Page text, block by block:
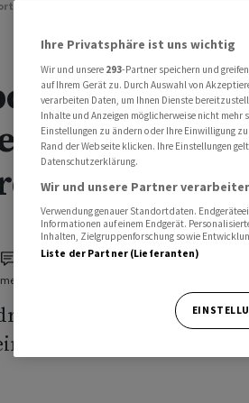
auf Zehnjahrestief - Rekord-Reserven
auf
- Rekord-
angezapft
sinkender
strategischen
Ihre Privatsphäre ist uns wichtig
Wir und unsere 293-Partner speichern und
auf Ihrem Gerät zu. Durch Auswahl von
verarbeiten Daten, um Ihnen Dienste
Inhalte und Anzeigen möglicherweise nicht mehr
Einstellungen zu ändern oder Ihre Einwilligung
Rand der Webseite klicken. Ihre Einstellungen
Datenschutzerklärung.
Wir und unsere Partner
Verwendung genauer Standortdaten.
Informationen auf einem Endgerät.
Inhalten, Zielgruppenforschung sowie
Liste der Partner (Lieferanten)